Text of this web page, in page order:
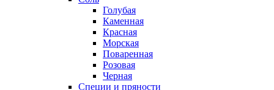
Голубая
Каменная
Красная
Морская
Поваренная
Розовая
Черная
Специи и пряности